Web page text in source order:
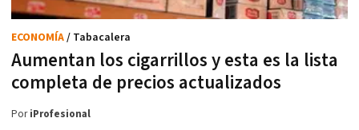
Aumentan los cigarrillos y esta es la lista
completa de precios actualizados
ECONOMÍA/ Tabacalera
PoriProfesional